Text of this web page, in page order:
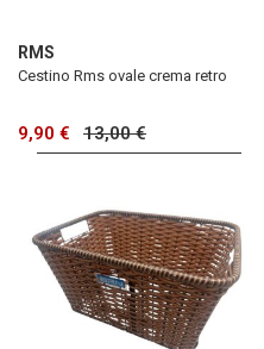
RMS
Cestino Rms ovale crema retro
9,90 € 13,00 €